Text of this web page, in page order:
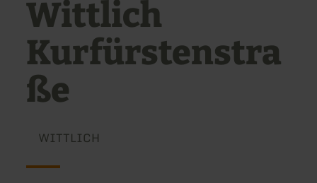
Wittlich
Kurfürstenstra
ße
WITTLICH